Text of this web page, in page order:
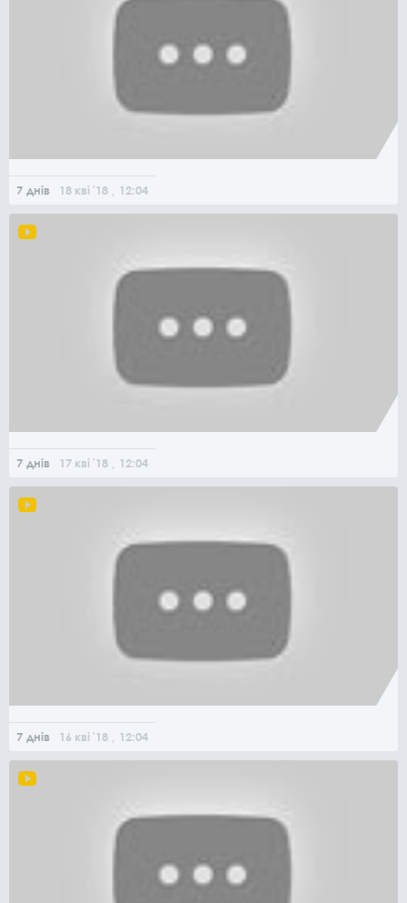
7 днів 18 кві '18 , 12:04
7 днів 17 кві '18 , 12:04
7 днів 16 кві '18 , 12:04